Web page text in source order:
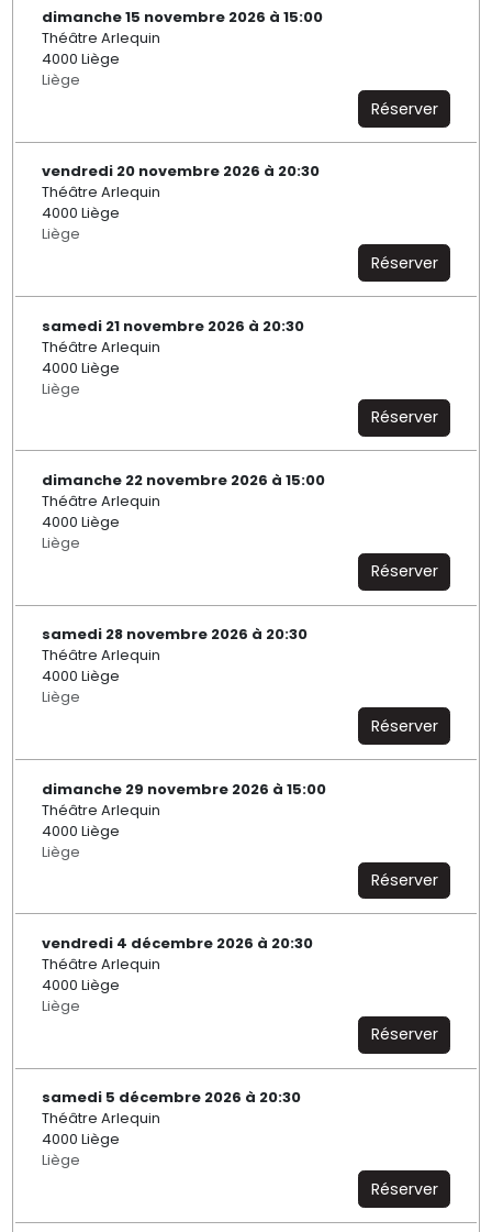
dimanche 15 novembre 2026 à 15:00
Théâtre Arlequin
4000 Liège
Liège
Réserver
vendredi 20 novembre 2026 à 20:30
Théâtre Arlequin
4000 Liège
Liège
Réserver
samedi 21 novembre 2026 à 20:30
Théâtre Arlequin
4000 Liège
Liège
Réserver
dimanche 22 novembre 2026 à 15:00
Théâtre Arlequin
4000 Liège
Liège
Réserver
samedi 28 novembre 2026 à 20:30
Théâtre Arlequin
4000 Liège
Liège
Réserver
dimanche 29 novembre 2026 à 15:00
Théâtre Arlequin
4000 Liège
Liège
Réserver
vendredi 4 décembre 2026 à 20:30
Théâtre Arlequin
4000 Liège
Liège
Réserver
samedi 5 décembre 2026 à 20:30
Théâtre Arlequin
4000 Liège
Liège
Réserver